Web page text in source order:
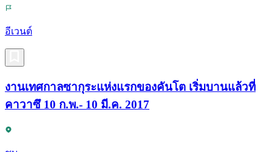
อีเวนต์
งานเทศกาลซากุระแห่งแรกของคันโต เริ่มบานแล้วที่
คาวาซึ 10 ก.พ.- 10 มี.ค. 2017